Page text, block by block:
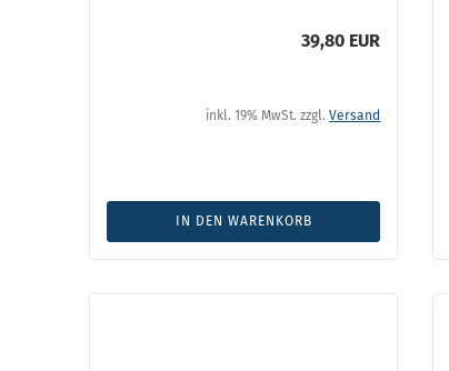
39,80 EUR
inkl. 19% MwSt. zzgl.Versand
IN DEN WARENKORB